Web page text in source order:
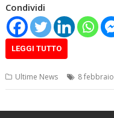
Condividi
LEGGI TUTTO
Ultime News 8 febbraio